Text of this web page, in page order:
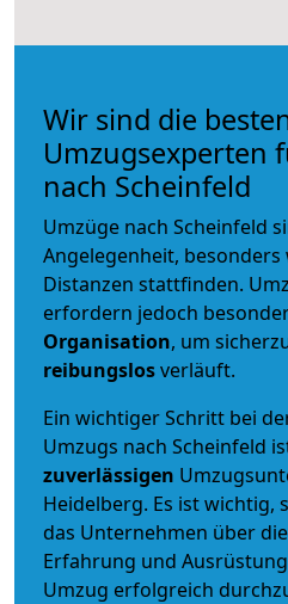
Wir sind die
Umzugsexperten
nach Scheinfeld
Umzüge nach Scheinfeld
Angelegenheit,
Distanzen stattfinden.
erfordern jedoch
Organisation, um
reibungslosverläuft.
Ein wichtiger Schritt bei
Umzugs nach Scheinfeld
zuverlässigen
Heidelberg. Es ist wichtig,
das Unternehmen über
Erfahrung und
Umzug erfolgreich